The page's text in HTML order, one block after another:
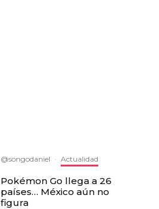
@songodaniel · Actualidad
Pokémon Go llega a 26
países… México aún no
figura